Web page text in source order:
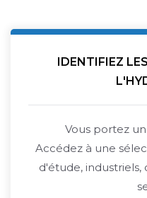
IDENTIFIEZ
Vous portez
Accédez à une
d'étude,